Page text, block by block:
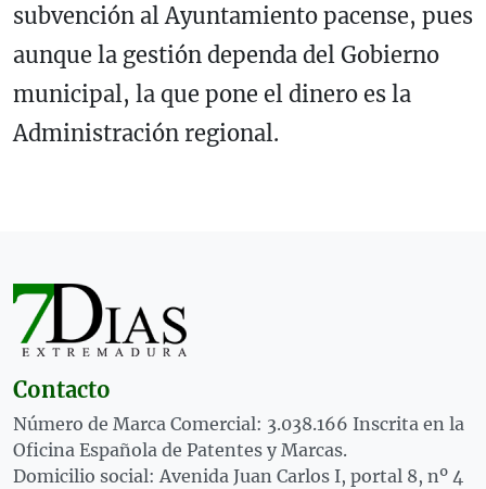
subvención al Ayuntamiento pacense, pues
aunque la gestión dependa del Gobierno
municipal, la que pone el dinero es la
Administración regional.
Contacto
Número de Marca Comercial: 3.038.166 Inscrita en la
Oficina Española de Patentes y Marcas.
Domicilio social: Avenida Juan Carlos I, portal 8, nº 4